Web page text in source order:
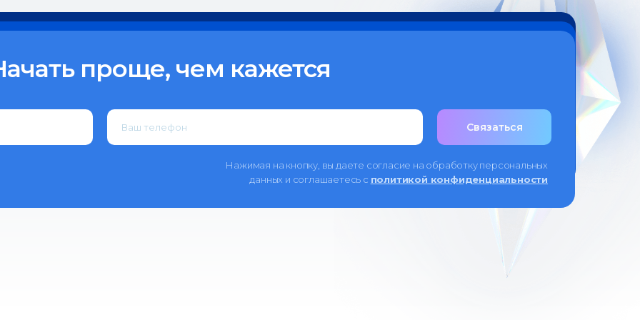
проще, чем кажется
Связаться
Нажимая на кнопку, вы даете согласие на обработку персональных
данных и соглашаетесь c политикой конфиденциальности